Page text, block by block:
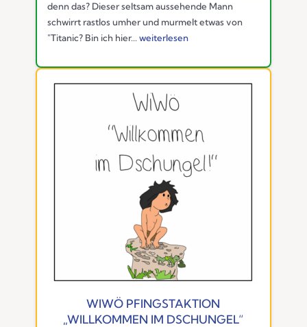
denn das? Dieser seltsam aussehende Mann
schwirrt rastlos umher und murmelt etwas von
"Titanic? Bin ich hier... weiterlesen
WIWÖ PFINGSTAKTION
„WILLKOMMEN IM DSCHUNGEL“